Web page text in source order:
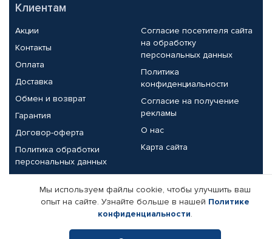
Клиентам
Акции
Контакты
Оплата
Доставка
Обмен и возврат
Гарантия
Договор-оферта
Политика обработки
персональных данных
Согласие посетителя сайта
на обработку
персональных данных
Политика
конфиденциальности
Согласие на получение
рекламы
О нас
Карта сайта
Партнерам
Корпоративным клиентам
Поставщикам
Реквизиты компании
Мы используем файлы cookie, чтобы улучшить ваш
опыт на сайте. Узнайте больше в нашей Политике
конфиденциальности.